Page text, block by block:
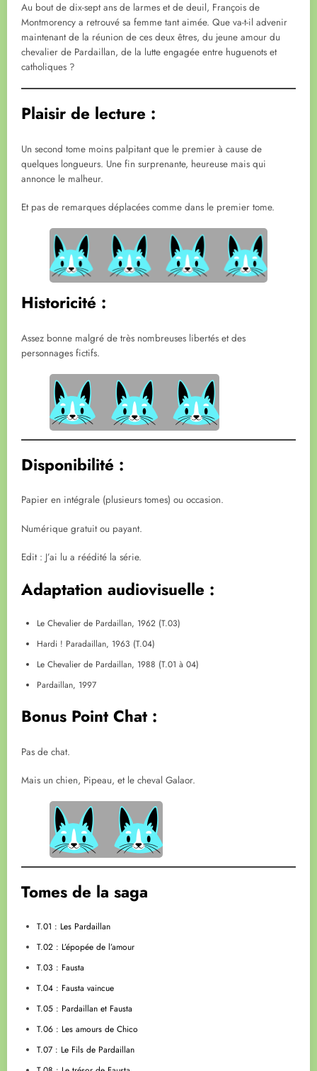
Au bout de dix-sept ans de larmes et de deuil, François de
Montmorency a retrouvé sa femme tant aimée. Que va-t-il advenir
maintenant de la réunion de ces deux êtres, du jeune amour du
chevalier de Pardaillan, de la lutte engagée entre huguenots et
catholiques ?
Plaisir de lecture :
Un second tome moins palpitant que le premier à cause de
quelques longueurs. Une fin surprenante, heureuse mais qui
annonce le malheur.
Et pas de remarques déplacées comme dans le premier tome.
Historicité :
Assez bonne malgré de très nombreuses libertés et des
personnages fictifs.
Disponibilité :
Papier en intégrale (plusieurs tomes) ou occasion.
Numérique gratuit ou payant.
Edit : J’ai lu a réédité la série.
Adaptation audiovisuelle :
Le Chevalier de Pardaillan, 1962 (T.03)
Hardi ! Paradaillan, 1963 (T.04)
Le Chevalier de Pardaillan, 1988 (T.01 à 04)
Pardaillan, 1997
Bonus Point Chat :
Pas de chat.
Mais un chien, Pipeau, et le cheval Galaor.
Tomes de la saga
T.01 : Les Pardaillan
T.02 : L’épopée de l’amour
T.03 : Fausta
T.04 : Fausta vaincue
T.05 : Pardaillan et Fausta
T.06 : Les amours de Chico
T.07 : Le Fils de Pardaillan